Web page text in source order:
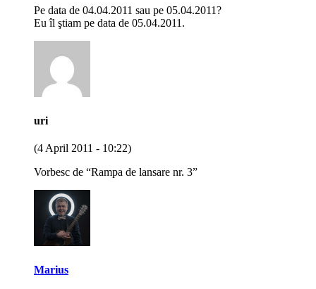
Pe data de 04.04.2011 sau pe 05.04.2011?
Eu îl ştiam pe data de 05.04.2011.
uri
(4 April 2011 - 10:22)
Vorbesc de “Rampa de lansare nr. 3”
Marius